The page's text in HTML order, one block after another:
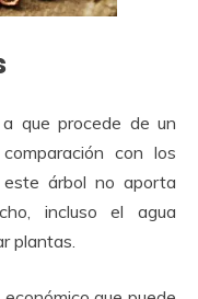
que procede de un
con los
árbol no aporta
incluso el agua
plantas.